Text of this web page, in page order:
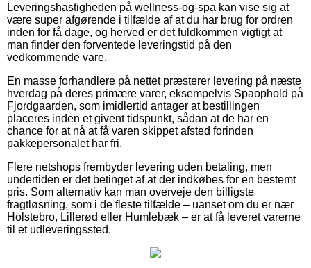
Leveringshastigheden på wellness-og-spa kan vise sig at
være super afgørende i tilfælde af at du har brug for ordren
inden for få dage, og herved er det fuldkommen vigtigt at
man finder den forventede leveringstid på den
vedkommende vare.
En masse forhandlere på nettet præsterer levering på næste
hverdag på deres primære varer, eksempelvis Spaophold på
Fjordgaarden, som imidlertid antager at bestillingen
placeres inden et givent tidspunkt, sådan at de har en
chance for at nå at få varen skippet afsted forinden
pakkepersonalet har fri.
Flere netshops frembyder levering uden betaling, men
undertiden er det betinget af at der indkøbes for en bestemt
pris. Som alternativ kan man overveje den billigste
fragtløsning, som i de fleste tilfælde – uanset om du er nær
Holstebro, Lillerød eller Humlebæk – er at få leveret varerne
til et udleveringssted.